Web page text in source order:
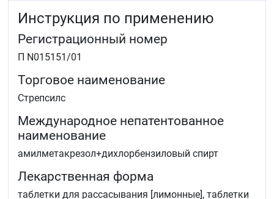
Инструкция по применению
Регистрационный номер
П N015151/01
Торговое наименование
Стрепсилс
Международное непатентованное
наименование
амилметакрезол+дихлорбензиловый спирт
Лекарственная форма
таблетки для рассасывания [лимонные], таблетки